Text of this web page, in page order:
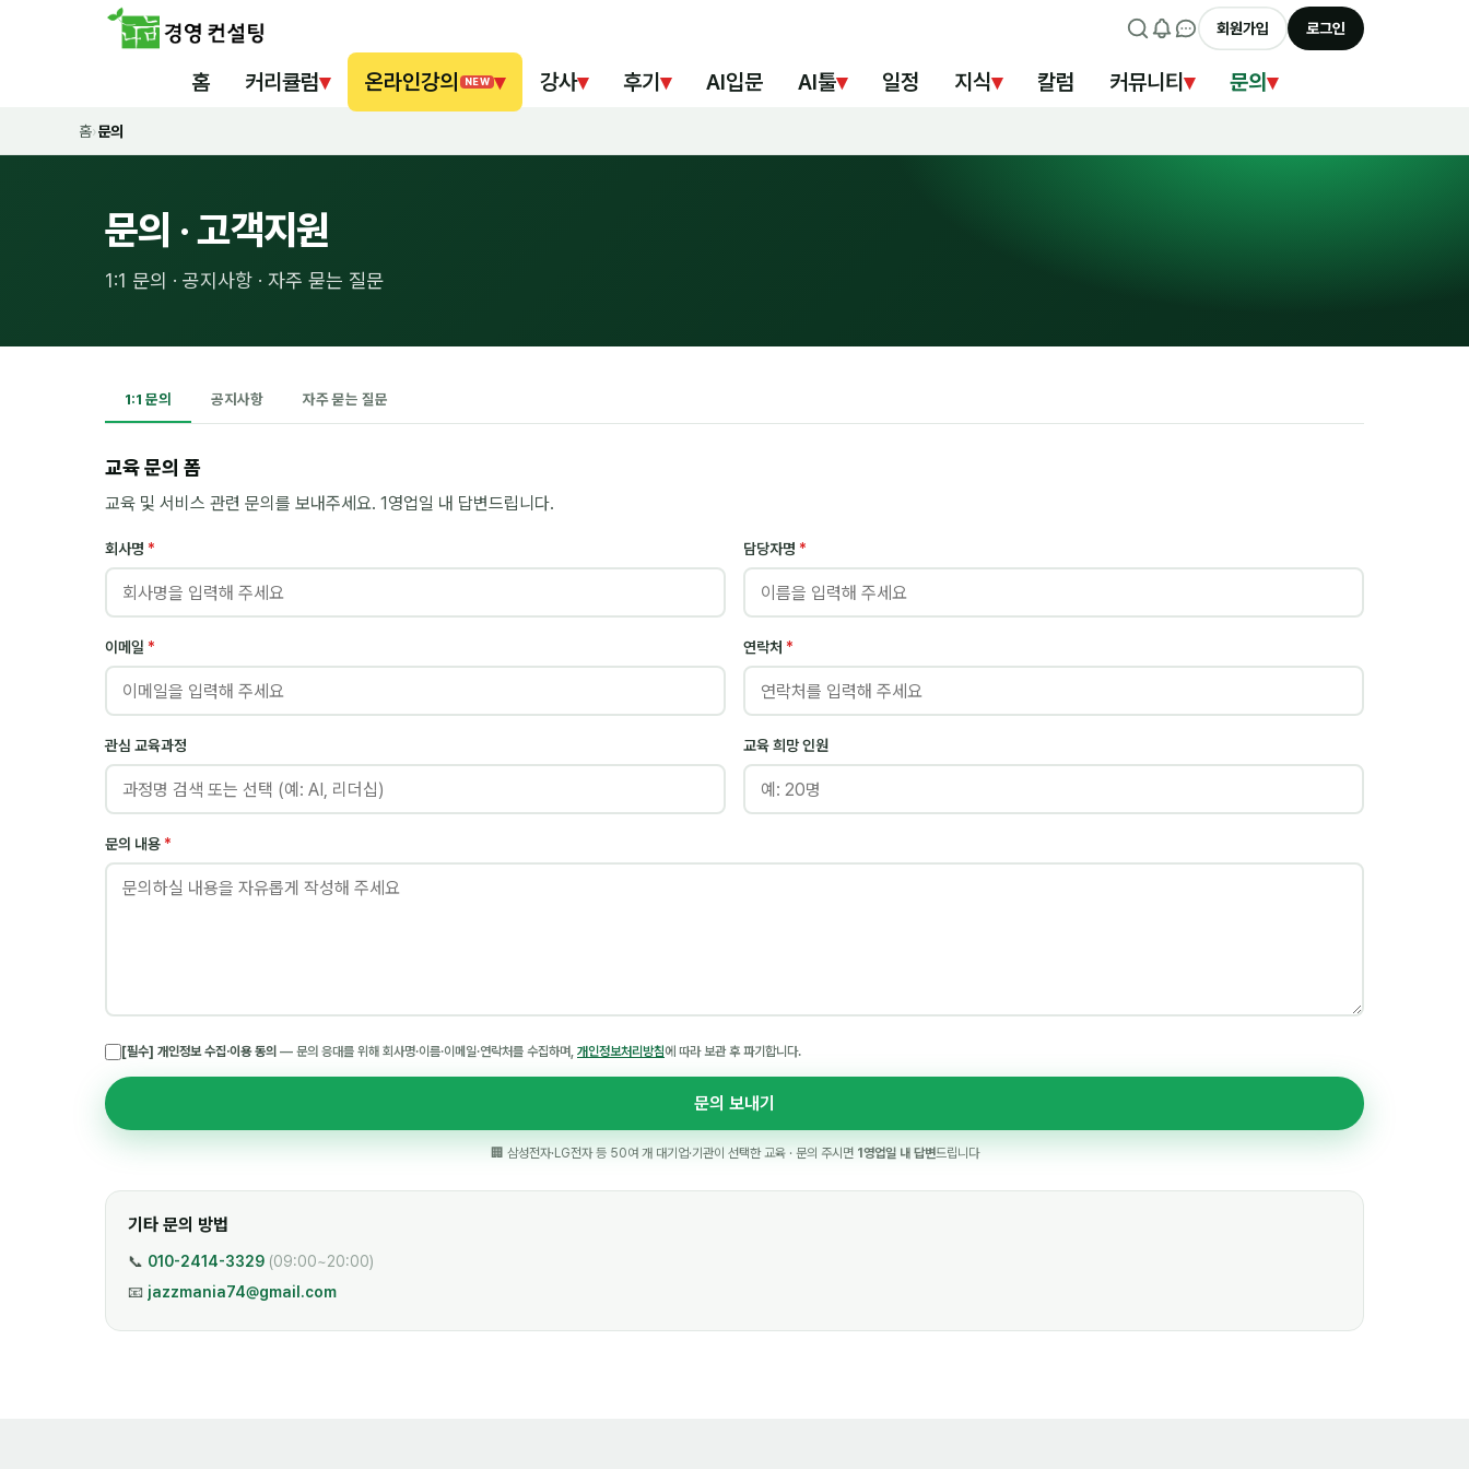
회원가입 로그인
홈 커리큘럼▾ 온라인강의 NEW ▾ 강사▾ 후기 ▾ AI입문 AI툴▾ 일정 지식▾ 칼럼 커뮤니티 ▾ 문의▾
홈›문의
문의 · 고객지원
1:1 문의 · 공지사항 · 자주 묻는 질문
1:1 문의 공지사항 자주 묻는 질문
교육 문의 폼
교육 및 서비스 관련 문의를 보내주세요. 1영업일 내 답변드립니다.
회사명 * 담당자명 *
이메일 * 연락처 *
관심 교육과정 교육 희망 인원
문의 내용 *
[필수] 개인정보 수집·이용 동의 — 문의 응대를 위해 회사명·이름·이메일·연락처를 수집하며, 개인정보처리방침에 따라 보관 후 파기합니다.
문의 보내기
🏢 삼성전자·LG전자 등 50여 개 대기업·기관이 선택한 교육 · 문의 주시면 1영업일 내 답변드립니다
기타 문의 방법
📞 010-2414-3329 (09:00~20:00)
📧 jazzmania74@gmail.com